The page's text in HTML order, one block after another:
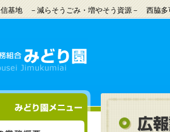
信基地 －減らそうごみ・増やそう資源－ 西脇多